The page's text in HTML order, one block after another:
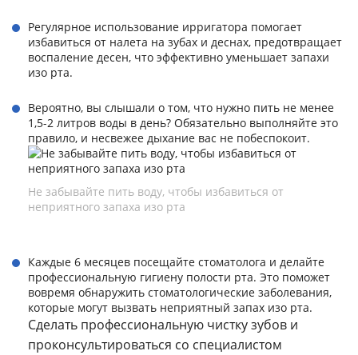
Регулярное использование ирригатора помогает
избавиться от налета на зубах и деснах, предотвращает
воспаление десен, что эффективно уменьшает запахи
изо рта.
Вероятно, вы слышали о том, что нужно пить не менее
1,5-2 литров воды в день? Обязательно выполняйте это
правило, и несвежее дыхание вас не побеспокоит.
Не забывайте пить воду, чтобы избавиться от
неприятного запаха изо рта
Каждые 6 месяцев посещайте стоматолога и делайте
профессиональную гигиену полости рта. Это поможет
вовремя обнаружить стоматологические заболевания,
которые могут вызвать неприятный запах изо рта.
Сделать профессиональную чистку зубов и
проконсультироваться со специалистом